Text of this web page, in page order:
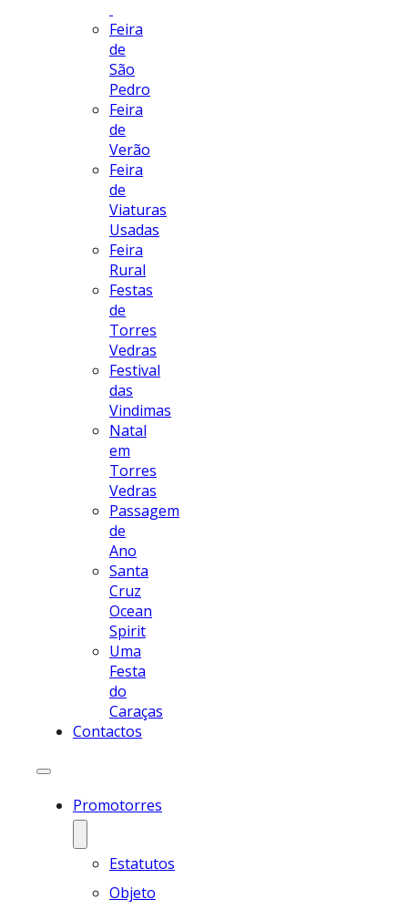
Feira
de
São
Pedro
Feira
de
Verão
Feira
de
Viaturas
Usadas
Feira
Rural
Festas
de
Torres
Vedras
Festival
das
Vindimas
Natal
em
Torres
Vedras
Passagem
de
Ano
Santa
Cruz
Ocean
Spirit
Uma
Festa
do
Caraças
Contactos
Promotorres
Estatutos
Objeto